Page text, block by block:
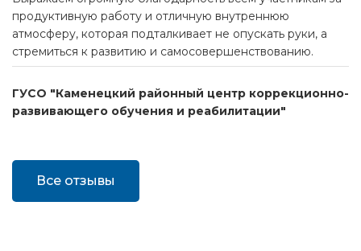
продуктивную работу и отличную внутреннюю
атмосферу, которая подталкивает не опускать руки, а
стремиться к развитию и самосовершенствованию.
ГУСО "Каменецкий районный центр коррекционно-
развивающего обучения и реабилитации"
Все отзывы